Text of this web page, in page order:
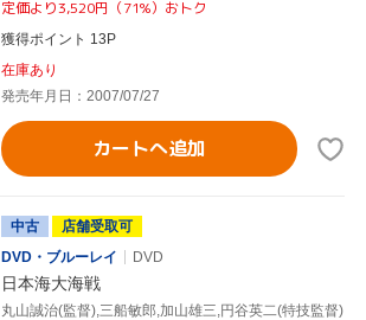
定価より3,520円（71%）おトク
獲得ポイント 13P
在庫あり
発売年月日：2007/07/27
カートへ追加
中古
店舗受取可
DVD・ブルーレイ
DVD
日本海大海戦
丸山誠治(監督),三船敏郎,加山雄三,円谷英二(特技監督)